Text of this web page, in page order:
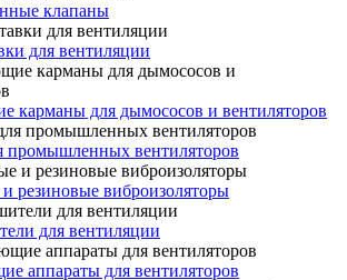
клапаны
для вентиляции
карманы для дымососов и вентиляторов
промышленных вентиляторов
резиновые виброизоляторы
для вентиляции
аппараты для вентиляторов